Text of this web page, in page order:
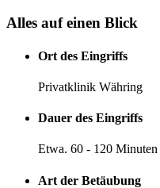
Alles auf einen Blick
Ort des Eingriffs
Privatklinik Währing
Dauer des Eingriffs
Etwa. 60 - 120 Minuten
Art der Betäubung